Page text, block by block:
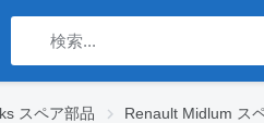
スペア部品 Renault Midlum ス